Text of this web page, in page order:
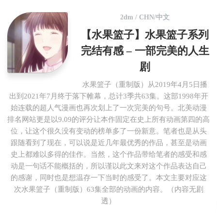
2dm / CHN/中文
【水果篮子】水果篮子系列
完结有感 – 一部完美的人生
剧
水果篮子（重制版）从2019年4月5日播
出到2021年7月终于落下帷幕，总计3季共63集。这部1998年开
始连载的超人气漫画也再次划上了一次完美的句号。北美动漫
排名网站更是以9.09的评分让本作固定在史上所有动画第四的高
位，让这个很久没有变动的榜单多了一份新意。笔者也是从头
跟随看到了现在，可以说是近几年最优秀的作品，甚至是动画
史上都难以多得的佳作。当然，这个作品带给笔者的感受和感
动是一句话不能概括的，所以谨以此文来对这个作品表达自己
的感谢，同时也是想温存一下当时的感受了。本文主要对应这
次水果篮子（重制版）63集全部的动画的内容。（内容无剧
透）